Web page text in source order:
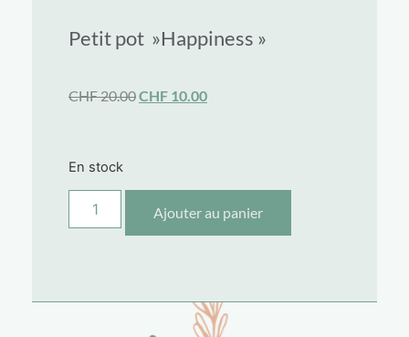
Petit pot »Happiness »
CHF20.00CHF 10.00
En stock
Ajouter au panier